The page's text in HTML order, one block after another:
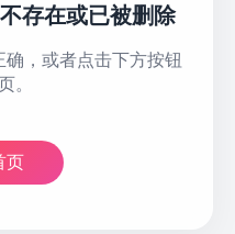
存在或已被删除
，或者点击下方按钮
。
页